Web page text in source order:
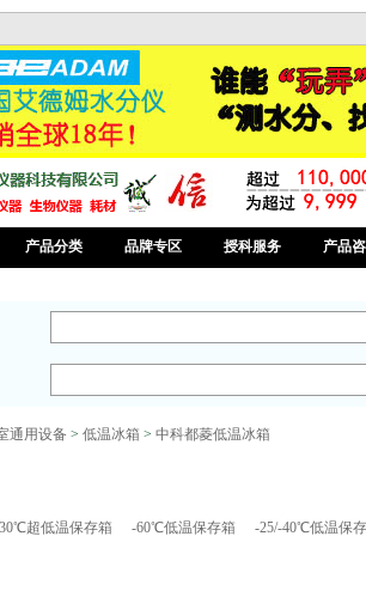
产品分类 品牌专区 授科服务 产品
通用设备 > 低温冰箱 > 中科都菱低温冰箱
超低温保存箱 -60℃低温保存箱 -25/-40℃低温保